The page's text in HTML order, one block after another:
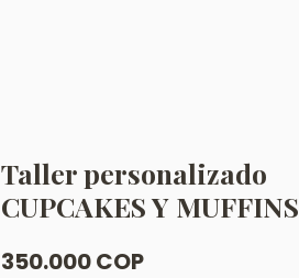
Taller personalizado
CUPCAKES Y MUFFINS
350.000 COPPrecio